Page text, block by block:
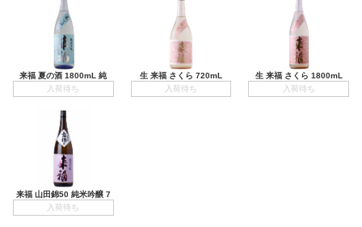
来福 夏の酒 1800mL 純
入荷待ち
生 来福 さくら 720mL
入荷待ち
生 来福 さくら 1800mL
入荷待ち
来福 山田錦50 純米吟醸 7
入荷待ち